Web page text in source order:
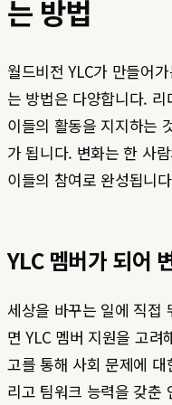
는 방법
월드비전 YLC가 만들어
는 방법은 다양합니다.
이들의 활동을 지지하는
가 됩니다. 변화는 한 사
이들의 참여로 완성됩니
YLC 멤버가 되어
세상을 바꾸는 일에 직접
면 YLC 멤버 지원을 고
고를 통해 사회 문제에
리고 팀워크 능력을 갖춘